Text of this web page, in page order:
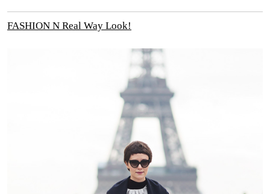
FASHION N Real Way Look!